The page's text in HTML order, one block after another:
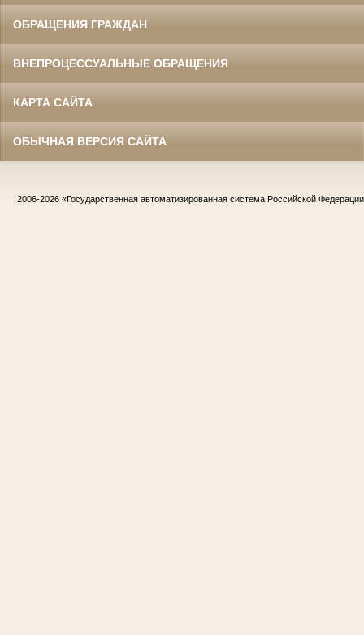
ОБРАЩЕНИЯ ГРАЖДАН
ВНЕПРОЦЕССУАЛЬНЫЕ ОБРАЩЕНИЯ
КАРТА САЙТА
ОБЫЧНАЯ ВЕРСИЯ САЙТА
2006-2026 «Государственная автоматизированная система Российской